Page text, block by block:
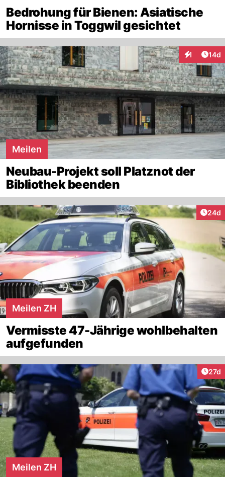
Bedrohung für Bienen: Asiatische
Hornisse in Toggwil gesichtet
1 14d
Meilen
Neubau-Projekt soll Platznot der
Bibliothek beenden
24d
Meilen ZH
Vermisste 47-Jährige wohlbehalten
aufgefunden
27d
Meilen ZH